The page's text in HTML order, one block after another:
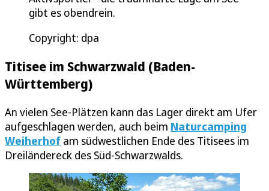
gibt es obendrein.
Copyright: dpa
Titisee im Schwarzwald (Baden-
Württemberg)
An vielen See-Plätzen kann das Lager direkt am Ufer
aufgeschlagen werden, auch beim Naturcamping
Weiherhof am südwestlichen Ende des Titisees im
Dreiländereck des Süd-Schwarzwalds.